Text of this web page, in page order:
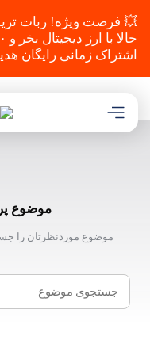
💥 فرصت ویژه! ربات
اشتراک زمانی رایگان
موضوع
موضوع موردنظرتان را